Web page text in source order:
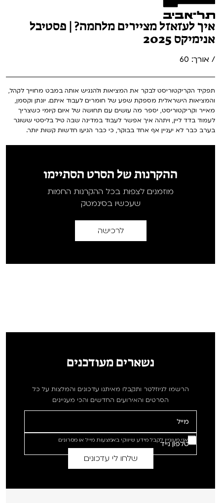
איך לעזאזל מציירים מלחמה? | פסטיבל
אנימיקס 2025
/ אורך: 60
תפקיד הקריקטוריסט לבקר את המציאות ולהנגיש אותה במבט מחוייך לקהל,
והמציאות הישראלית מספקת שפע של חומרים לעבוד איתם. יונתן וקסמן,
מאייר וקריקטוריסט, יספר מה עושים עם תחושה של איום קיומי כשצריך
לעמוד בדד ליין, ויתהה איך אפשר לעבוד במדינה שבה טיל בליסטי ששוגר
בערב כבר לא יעניין אף אחד בבוקר, כי כבר הגיעו חדשות קשות יותר.
ההקרנות של הסרט הסתיימו
מוזמנים לצפות בכל ההקרנות החמות
שעכשיו בסינמטק
לרכישה
נשארים מעודכנים
הרשמו לניוזלטר ותקבלו מאיתנו עדכונים והמלצות על כל
הסרטים והאירועים החדשים והכי מעניינים
אני מעוניין לקבל מידע שיווקי באמצעות מייל או מסרונים